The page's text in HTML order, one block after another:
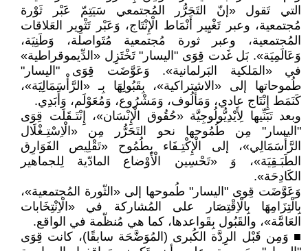
التي تَقول «إنّ التَحَرُّر المُجتمعي سَيَتِمّ عَبْر ثَوْرة
مُجتمعية، وعبر تَغْيِير أَنْمَاط الْإِنْتَاج، وَعَبْر تَثْوِير العَلاقات
المُجتمعية، وعبر ثورة مُجتمعية مُتَواصلة، وَطَنِيَة،
وَعَالَمِيَة». بَل غَدت قِوَى "اليسار" تَخْتَزِل «الدِّيموقراطية»
في «المَلكية البَرلمانية». وَعَوَّضَت قِوَى "اليسار"
طُموحاتها إلى «الاشتراكية»، بِقَبُولِهَا بِـ «الرَّأْسَمَالِيَة»،
كَنَمَط إِنْتَاج عادي، وَمَأْلُوف، وَمَشْرُوع، وَمُعَوْلَم، وَأَبَدِي.
وبعد تَبَنِّيها لِأَيْدِيُّولُوجِيَّة «حُقُوق الْإِنْسَان»، إِنْتَـقَلَت قِوَى
"اليسار" مِن طُمُوحها نحو التَحَرُّر مِن «الْاِسْتِـغْلَال
الرَّأْسَمَالِي»، إلى الْإِكْتِـفَاء بِطُمُوح «تَقْلِيص الفَوَارِق
الطَبَـقِيَة»، وَ «تَحْسِين الْأَوْضاع المادّية لِلجماهير
الكَادِحَة».
وَعَوَّضَت قِوى "اليسار" طُموحها إلى «الثّورة المُجتمعية»،
بِالْتِزَامِهَا بِالْاِقْتِصَار على المُشاركة في «الْاِنْتِخَابات
العَامَّة»، والقَبُول بِقَواعدها، كما هي مُنظّمة في الواقع.
■ وَمِن قَبْل الرِدَّة الكُبرى (المُوَضَّحَة سابقًا)، كانت قِوَى